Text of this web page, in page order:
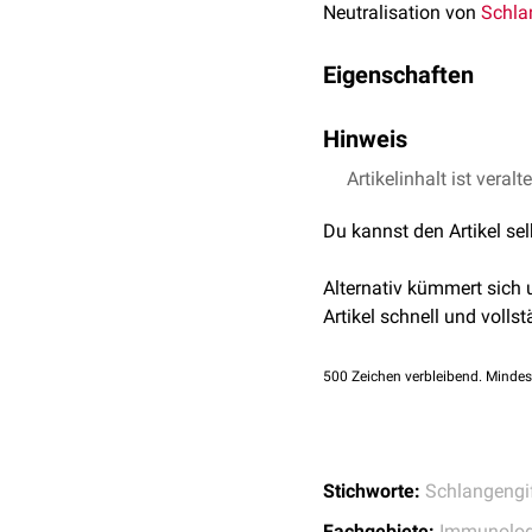
Neutralisation von
Eigenschaften
Blutserum
berus(Kreuzotter),
Hinweis
In Deutschland ist in
lebensgefährlich. Das
Artikelinhalt ist
Du kannst den Artikel
Alternativ kümmert sich
Artikel schnell und
500 Zeichen verbleibend.
Stichworte: